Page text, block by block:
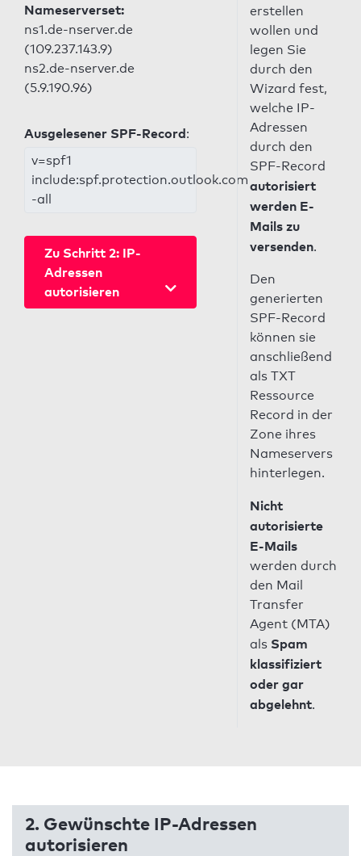
Nameserverset:
ns1.de-nserver.de
(109.237.143.9)
ns2.de-nserver.de
(5.9.190.96)
Ausgelesener SPF-Record:
v=spf1
include:spf.protection.outlook.com
-all
Zu Schritt 2: IP-
Adressen
autorisieren
erstellen
wollen und
legen Sie
durch den
Wizard fest,
welche IP-
Adressen
durch den
SPF-Record
autorisiert
werden E-
Mails zu
versenden.
Den
generierten
SPF-Record
können sie
anschließend
als TXT
Ressource
Record in der
Zone ihres
Nameservers
hinterlegen.
Nicht
autorisierte
E-Mails
werden durch
den Mail
Transfer
Agent (MTA)
als Spam
klassifiziert
oder gar
abgelehnt.
2. Gewünschte IP-Adressen
autorisieren